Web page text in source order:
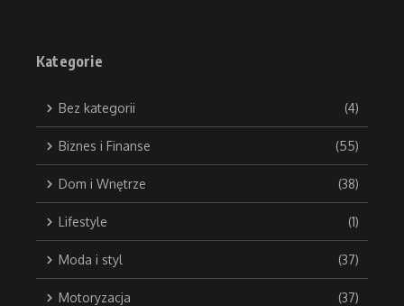
Kategorie
Bez kategorii (4)
Biznes i Finanse (55)
Dom i Wnętrze (38)
Lifestyle (1)
Moda i styl (37)
Motoryzacja (37)